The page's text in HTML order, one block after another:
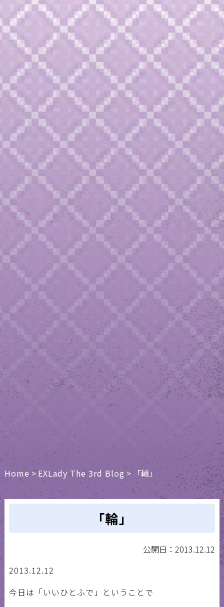
Home >EXLady The 3rd Blog >「輪」
「輪」
公開日：2013.12.12
2013.12.12
今日は「いいひとふで」ということで